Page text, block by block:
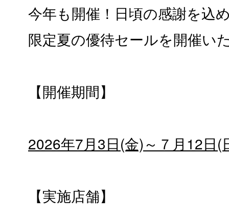
今年も開催！日頃の感謝を込
限定夏の優待セールを開催い
【開催期間】
2026年7月3日(金)～７月12日(
【実施店舗】